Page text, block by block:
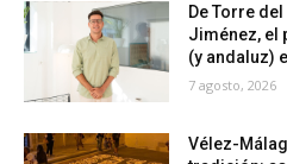
De Torre
Jiménez, el
(y andaluz)
7 agosto, 2026
Vélez-